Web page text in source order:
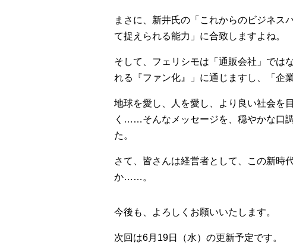
まさに、新井氏の「これからのビジネス
て捉えられる能力」に合致しますよね。
そして、フェリシモは「通販会社」では
れる『ファン化』」に通じますし、「企
地球を愛し、人を愛し、より良い社会を
く……そんなメッセージを、穏やかな口
た。
さて、皆さんは経営者として、この新時
か……。
今後も、よろしくお願いいたします。
次回は6月19日（水）の更新予定です。